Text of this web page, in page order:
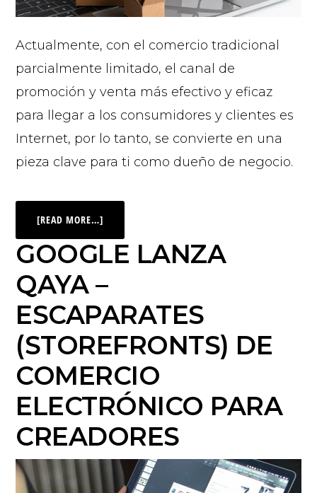
Actualmente, con el comercio tradicional
parcialmente limitado, el canal de
promoción y venta más efectivo y eficaz
para llegar a los consumidores y clientes es
Internet, por lo tanto, se convierte en una
pieza clave para ti como dueño de negocio.
[READ MORE…]
GOOGLE LANZA
QAYA –
ESCAPARATES
(STOREFRONTS) DE
COMERCIO
ELECTRÓNICO PARA
CREADORES